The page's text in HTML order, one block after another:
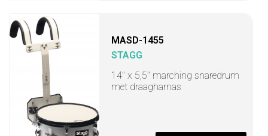
MASD-1455
STAGG
14" x 5,5" marching snaredrum
met draagharnas